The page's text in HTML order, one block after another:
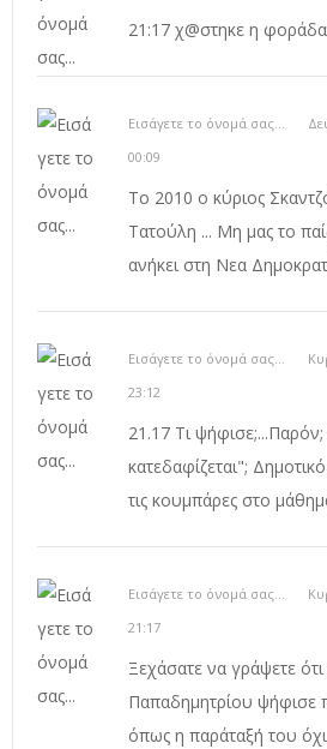
21:17 χ@στηκε η
Εισάγετε το όνομά σας...
00:09
Το 2010 ο κύριος
Τατούλη ... Μη μας το
ανήκει στη Νεα
Εισάγετε το όνομά σας...
23:12
21.17 Τι
κατεδαφίζεται";
τις κουμπάρες στο
Εισάγετε το όνομά σας...
21:17
Ξεχάσατε να γράψετε
Παπαδημητρίου ψήφισε
όπως η παράταξή του όχι